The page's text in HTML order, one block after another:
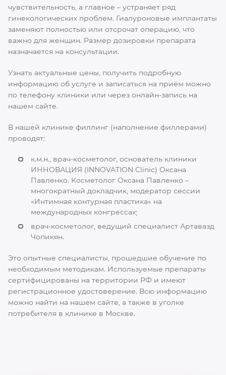
чувствительность, а главное – устраняет ряд
гинекологических проблем. Гиалуроновые имплантаты
заменяют полностью или отсрочат операцию, что
важно для женщин. Размер дозировки препарата
назначается на консультации.
Узнать актуальные цены, получить подробную
информацию об услуге и записаться на приём можно
по телефону клиники или через онлайн-запись на
нашем сайте.
В нашей клинике филлинг (наполнение филлерами)
проводят:
к.м.н., врач-косметолог, основатель клиники
ИННОВАЦИЯ (INNOVATION Clinic) Оксана
Павленко. Косметолог Оксана Павленко –
многократный докладчик, модератор сессии
«Интимная контурная пластика» на
международных конгрессах;
врач-косметолог, ведущий специалист Артавазд
Чопикян.
Это опытные специалисты, прошедшие обучение по
необходимым методикам. Используемые препараты
сертифицированы на территории РФ и имеют
регистрационное удостоверение. Всю информацию
можно найти на нашем сайте, а также в уголке
потребителя в клинике в Москве.